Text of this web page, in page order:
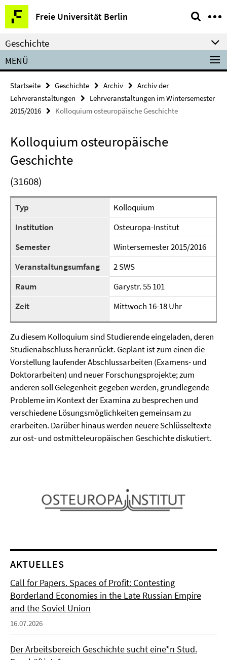
Springe
direkt
zu
Inhalt
Freie Universität Berlin
Service-
Navigation
Geschichte
MENÜ
Startseite Geschichte Archiv
Archiv der
Lehrveranstaltungen
Lehrveranstaltungen im Wintersemester
2015/2016
Kolloquium osteuropäische Geschichte
Kolloquium osteuropäische
Geschichte
(31608)
Typ
Kolloquium
Institution
Osteuropa-Institut
Semester
Wintersemester 2015/2016
Veranstaltungsumfang
2 SWS
Raum
Garystr. 55 101
Zeit
Mittwoch 16-18 Uhr
Zu diesem Kolloquium sind Studierende eingeladen, deren
Studienabschluss heranrückt. Geplant ist zum einen die
Vorstellung laufender Abschlussarbeiten (Examens- und
Doktorarbeiten) und neuer Forschungsprojekte; zum
anderen soll Gelegenheit gegeben werden, grundlegende
Probleme im Kontext der Examina zu besprechen und
verschiedene Lösungsmöglichkeiten gemeinsam zu
erarbeiten. Darüber hinaus werden neuere Schlüsseltexte
zur ost- und ostmitteleuropäischen Geschichte diskutiert.
AKTUELLES
Call for Papers. Spaces of Profit: Contesting
Borderland Economies in the Late Russian Empire
and the Soviet Union
16.07.2026
Der Arbeitsbereich Geschichte sucht eine*n Stud.